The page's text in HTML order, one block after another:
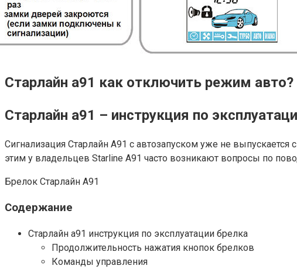
Старлайн а91 как отключить режим авто?
Старлайн а91 – инструкция по
Сигнализация Старлайн А91 с автозапуском уже не выпускается
этим у владельцев Starline A91 часто возникают вопросы по
Брелок Старлайн А91
Содержание
Старлайн а91 инструкция по эксплуатации брелка
Продолжительность нажатия кнопок брелков
Команды управления